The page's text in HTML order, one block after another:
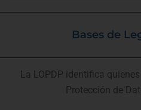
Bases de
La LOPDP identifica
Protección de